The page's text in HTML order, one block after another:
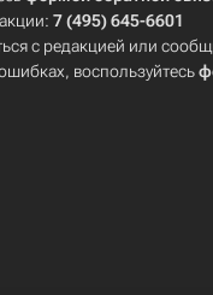
7 (495) 645-6601
с редакцией или
воспользуйтесь